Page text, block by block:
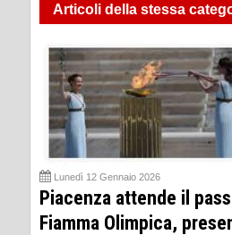
Articoli della stessa
Lunedì 12 Gennaio 2026
Piacenza attende il
Fiamma Olimpica,